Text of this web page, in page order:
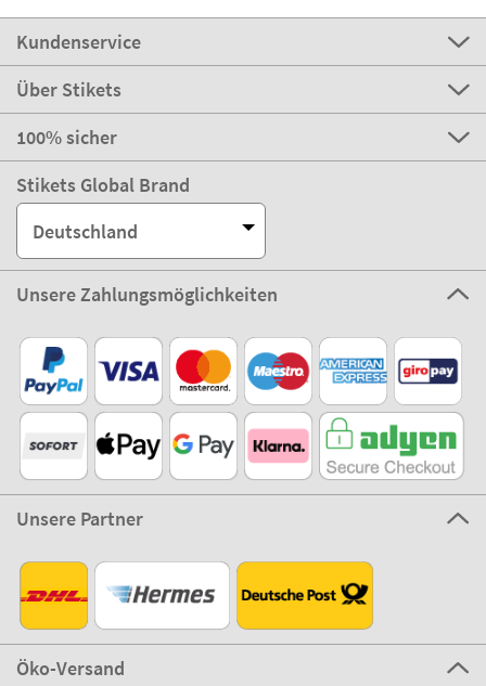
Kundenservice
Über Stikets
100% sicher
Stikets Global Brand
Deutschland
Unsere Zahlungsmöglichkeiten
Unsere Partner
Öko-Versand